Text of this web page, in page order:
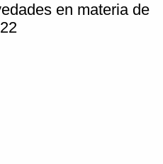
en materia de